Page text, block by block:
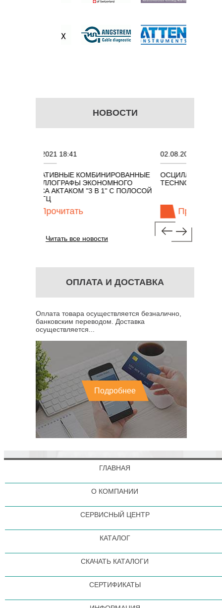
НОВОСТИ
КОМБИНИРОВАННЫЕ
ЭКОНОМНОГО
"3 В 1" С ПОЛОСОЙ
ОСЦИЛЛОГРАФЫ KEYSIGHT
TECHNOLOGIES СЕРИИ UXR
Читать все новости
ОПЛАТА И ДОСТАВКА
Оплата товара осуществляется безналично,
банковским переводом. Доставка
осуществляется...
Подробнее
ГЛАВНАЯ
О КОМПАНИИ
СЕРВИСНЫЙ ЦЕНТР
КАТАЛОГ
СКАЧАТЬ КАТАЛОГИ
СЕРТИФИКАТЫ